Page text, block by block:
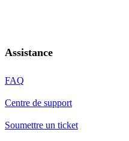
Assistance
FAQ
Centre de support
Soumettre un ticket